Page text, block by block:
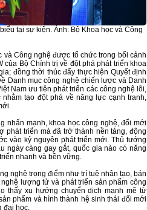
tại sự kiện. Ảnh: Bộ Khoa học và Công
Công nghệ được tổ chức trong bối cảnh
của Bộ Chính trị về đột phá phát triển khoa
đồng thời thúc đẩy thực hiện Quyết định
Danh mục công nghệ chiến lược và Danh
Nam ưu tiên phát triển các công nghệ lõi,
tạo đột phá về năng lực cạnh tranh,
nhấn mạnh, khoa học công nghệ, đổi mới
phát triển mà đã trở thành nền tảng, động
vào kỷ nguyên phát triển mới. Thủ tướng
ngày càng gay gắt, quốc gia nào có năng
nhanh và bền vững.
nghệ trọng điểm như trí tuệ nhân tạo, bán
lượng tử và phát triển sản phẩm công
thấy xu hướng chuyển dịch mạnh mẽ từ
phẩm và hình thành hệ sinh thái đổi mới
đại học.